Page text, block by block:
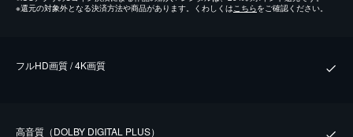
※還元の対象外となる決済方法や商品があります。くわしくはこちらをご確認ください。
フルHD画質 / 4K画質
⾼⾳質（DOLBY DIGITAL PLUS）